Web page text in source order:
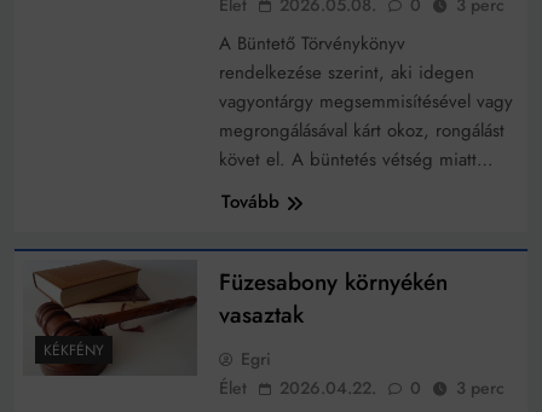
működik, ha jól van felújítva
Ingatlanpiaci szakértők szerint akár 5 százalékkal is
nőhetnek a bérleti díjak a ponthatárhirdetés után az
Munkácsy nem Krisztust szépítette meg: minket
Ahol köszönnek, ott még van város
Amikor a Tetris boldogabbá tesz, mint a szerelem
Létezik tökéletes élet: Truman is elhitte
Karinthy Frigyes: a zseni, aki belenézett a saját
koponyájába
Ki akarsz törni. De miből?
Az öregség nem csak ránc?
Élet
2026.05.08. 0 3 perc
A Büntető Törvénykönyv
rendelkezése szerint, aki idegen
vagyontárgy megsemmisítésével vagy
megrongálásával kárt okoz, rongálást
követ el. A büntetés vétség miatt…
Tovább
KÉKFÉNY
Füzesabony környékén
vasaztak
Egri
Élet
2026.04.22. 0 3 perc